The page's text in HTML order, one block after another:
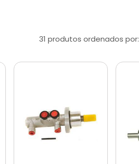
31 produtos ordenados por: